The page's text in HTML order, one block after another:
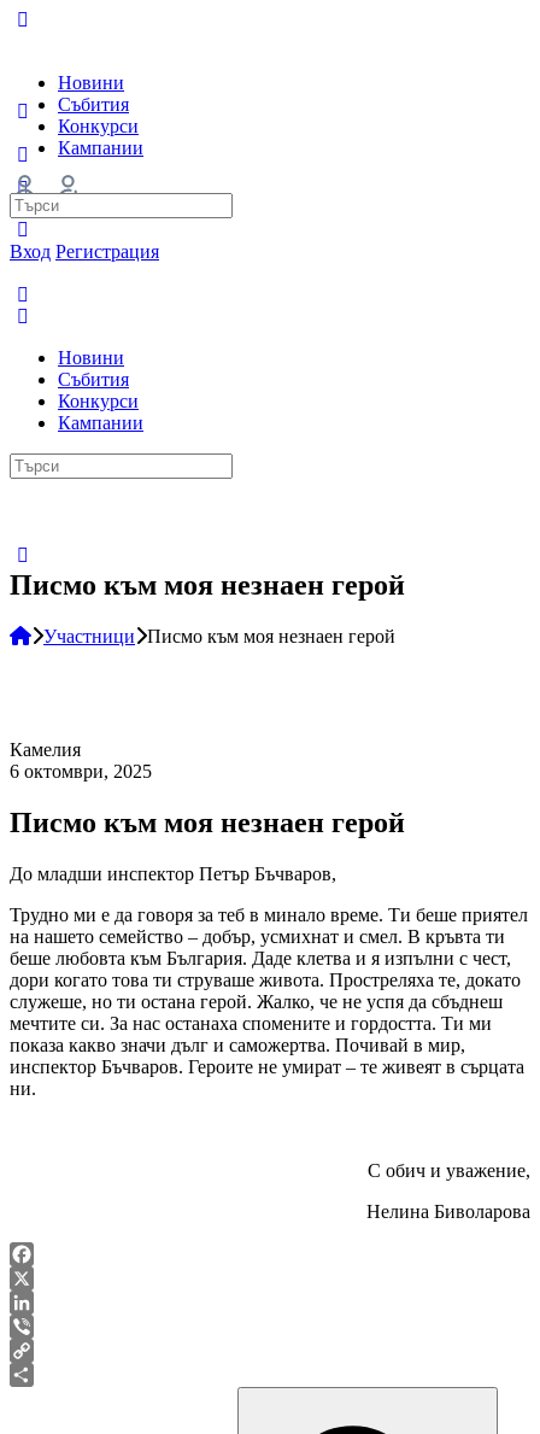
Новини
Събития
Конкурси
Кампании
Вход Регистрация
Search
for:
Новини
Събития
Конкурси
Кампании
Search
for:
Писмо към моя незнаен герой
Участници Писмо към моя незнаен герой
Камелия
6 октомври, 2025
Писмо към моя незнаен герой
До младши инспектор Петър Бъчваров,
Трудно ми е да говоря за теб в минало време. Ти беше приятел
на нашето семейство – добър, усмихнат и смел. В кръвта ти
беше любовта към България. Даде клетва и я изпълни с чест,
дори когато това ти струваше живота. Простреляха те, докато
служеше, но ти остана герой. Жалко, че не успя да сбъднеш
мечтите си. За нас останаха спомените и гордостта. Ти ми
показа какво значи дълг и саможертва. Почивай в мир,
инспектор Бъчваров. Героите не умират – те живеят в сърцата
ни.
С обич и уважение,
Нелина Биволарова
Facebook
X
LinkedIn
Viber
Copy